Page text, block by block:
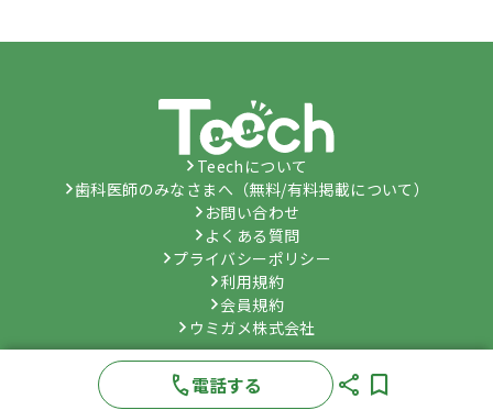
Teechについて
歯科医師のみなさまへ（無料/有料掲載について）
お問い合わせ
よくある質問
プライバシーポリシー
利用規約
会員規約
ウミガメ株式会社
© Umygame Co., Ltd. All Rights Reserved.